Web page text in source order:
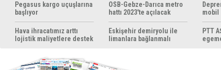
Pegasus kargo uçuşlarına
başlıyor
Hava ihracatımız arttı
lojistik maliyetlere destek
OSB-Gebze-Darıca metro
hattı 2023'te açılacak
Eskişehir demiryolu ile
limanlara bağlanmalı
mobil
PTT